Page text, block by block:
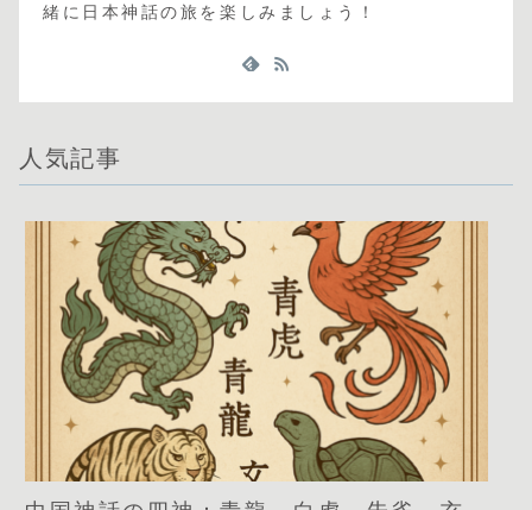
緒に日本神話の旅を楽しみましょう！
人気記事